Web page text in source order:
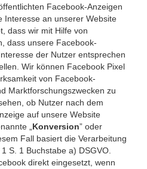
Facebook-Anzeigen
Interesse an unserer Website
dass wir mit Hilfe von
dass unsere Facebook-
der Nutzer entsprechen
Wir können Facebook Pixel
von Facebook-
Marktforschungszwecken zu
ob Nutzer nach dem
auf unsere Website
„ Konversion” oder
Fall basiert die Verarbeitung
S. 1 Buchstabe a) DSGVO.
direkt eingesetzt, wenn